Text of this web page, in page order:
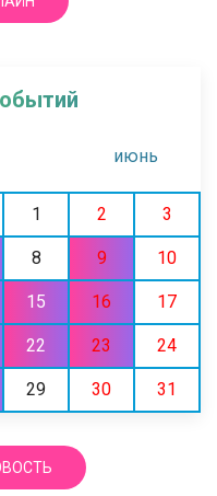
июнь
1 2 3
8 9 10
15 16 17
22 23 24
29 30 31